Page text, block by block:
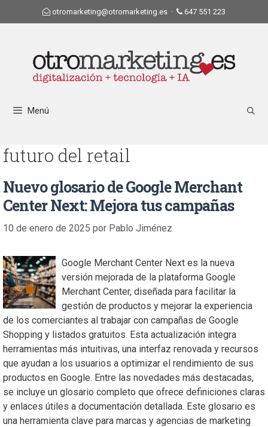
otromarketing@otromarketing.es · 647 551 223
Menú
futuro del retail
Nuevo glosario de Google Merchant
Center Next: Mejora tus campañas
10 de enero de 2025 por Pablo Jiménez
Google Merchant Center Next es la nueva
versión mejorada de la plataforma Google
Merchant Center, diseñada para facilitar la
gestión de productos y mejorar la experiencia
de los comerciantes al trabajar con campañas de Google
Shopping y listados gratuitos. Esta actualización integra
herramientas más intuitivas, una interfaz renovada y recursos
que ayudan a los usuarios a optimizar el rendimiento de sus
productos en Google. Entre las novedades más destacadas,
se incluye un glosario completo que ofrece definiciones claras
y enlaces útiles a documentación detallada. Este glosario es
una herramienta clave para marcas y agencias de marketing